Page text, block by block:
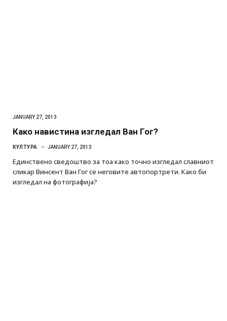
JANUARY 27, 2013
Како навистина изгледал Ван Гог?
КУЛТУРА JANUARY 27, 2013
Единствено сведоштво за тоа како точно изгледал славниот
сликар Винсент Ван Гог се неговите автопортрети. Како би
изгледал на фотографија?